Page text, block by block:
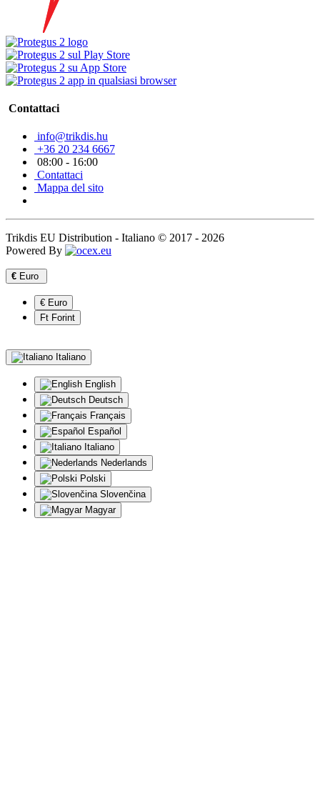
Contattaci
info@trikdis.hu
+36 20 234 6667
08:00 - 16:00
Contattaci
Mappa del sito
Trikdis EU Distribution - Italiano © 2017 - 2026
Powered By
€ Euro
€ Euro
Ft Forint
Italiano
English
Deutsch
Français
Español
Italiano
Nederlands
Polski
Slovenčina
Magyar